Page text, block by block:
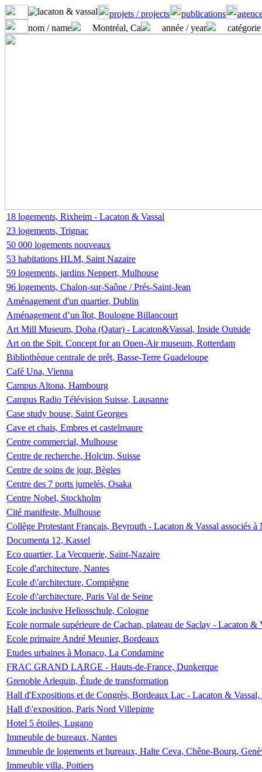
projets / projects publications
nom / name
Montréal, Ca année / year
18 logements, Rixheim - Lacaton & Vassal
23 logements, Trignac
50 000 logements nouveaux
53 habitations HLM, Saint Nazaire
59 logements, jardins Neppert, Mulhouse
96 logements, Chalon-sur-Saône / Prés-Saint-Jean
Aménagement d'un quartier, Dublin
Aménagement d’un îlot, Boulogne Billancourt
Art Mill Museum, Doha (Qatar) - Lacaton&Vassal, Inside Outside
Art on the Spit. Concept for an Open-Air museum, Rotterdam
Bibliothèque centrale de prêt, Basse-Terre Guadeloupe
Café Una, Vienna
Campus Altona, Hambourg
Campus Radio Télévision Suisse, Lausanne
Case study house, Saint Georges
Cave et chais, Embres et castelmaure
Centre commercial, Mulhouse
Centre de recherche, Holcim, Suisse
Centre de soins de jour, Bègles
Centre des 7 ports jumelés, Osaka
Centre Nobel, Stockholm
Cité manifeste, Mulhouse
Collège Protestant Français, Beyrouth - Lacaton & Vassal associés
Documenta 12, Kassel
Eco quartier, La Vecquerie, Saint-Nazaire
Ecole d'architecture, Nantes
Ecole d\'architecture, Compiègne
Ecole d\'architecture, Paris Val de Seine
Ecole inclusive Heliosschule, Cologne
Ecole normale supérieure de Cachan, plateau de Saclay - Lacaton &
Ecole primaire André Meunier, Bordeaux
Etudes urbaines à Monaco, La Condamine
FRAC GRAND LARGE - Hauts-de-France, Dunkerque
Grenoble Arlequin, Étude de transformation
Hall d'Expositions et de Congrès, Bordeaux Lac - Lacaton &
Hall d\'exposition, Paris Nord Villepinte
Hotel 5 étoiles, Lugano
Immeuble de bureaux, Nantes
Immeuble de logements et bureaux, Halte Ceva, Chêne-Bourg,
Immeuble villa, Poitiers